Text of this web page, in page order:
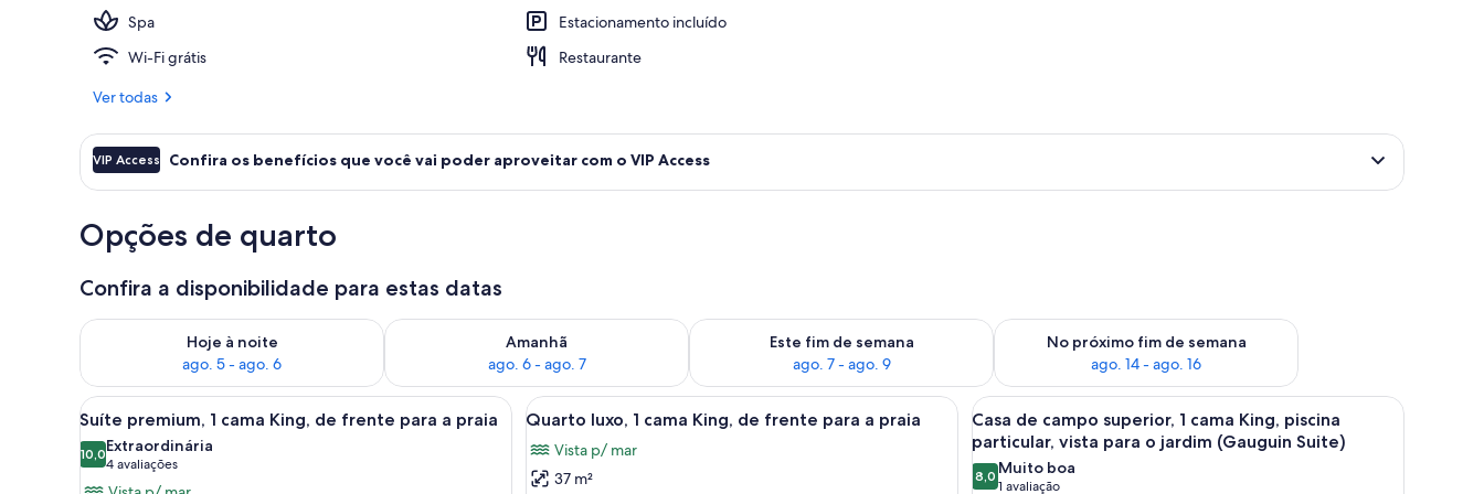
Spa
Estacionamento incluído
Wi-Fi grátis
Restaurante
Ver todas
VIP Access Confira os benefícios que você vai poder aproveitar com o VIP Access
Opções de quarto
Confira a disponibilidade para estas datas
Hoje à noite
ago. 5 - ago. 6
Verifica a disponibilidade para esta noite, ago. 5 - ago. 6
Amanhã
ago. 6 - ago. 7
Verifica a disponibilidade para amanhã, ago. 6 - ago. 7
Este fim de semana
ago. 7 - ago. 9
Verifica a disponibilidade para este fim de semana, ago. 7 - ago. 9
No próximo fim de semana
ago. 14 - ago. 16
Verifica a disponibilidade para o próximo fim de semana,
Carrega
todas
as
fotos
Um quarto com uma cama grande, janela vista para o oceano, ventilador de teto e espelho fixado na parede.
10
Suíte premium, 1 cama King, de frente para a praia
10,010,0 de 10
Extraordinária
4 avaliações
(4
avaliações)
Carrega
todas
as
fotos
Quarto com teto de madeira, uma cama grande com roupa de cama branca, duas luminárias de cabeceira e vista
6
Quarto luxo, 1 cama King, de frente para a praia
Vista p/ mar
37 m²
Carrega
todas
as
fotos
Quarto moderno com cama grande, mesas
6
Casa de campo superior, 1 cama King, piscina
particular, vista para o jardim (Gauguin Suite)
8,08,0 de 10
Muito boa
1 avaliação
(1